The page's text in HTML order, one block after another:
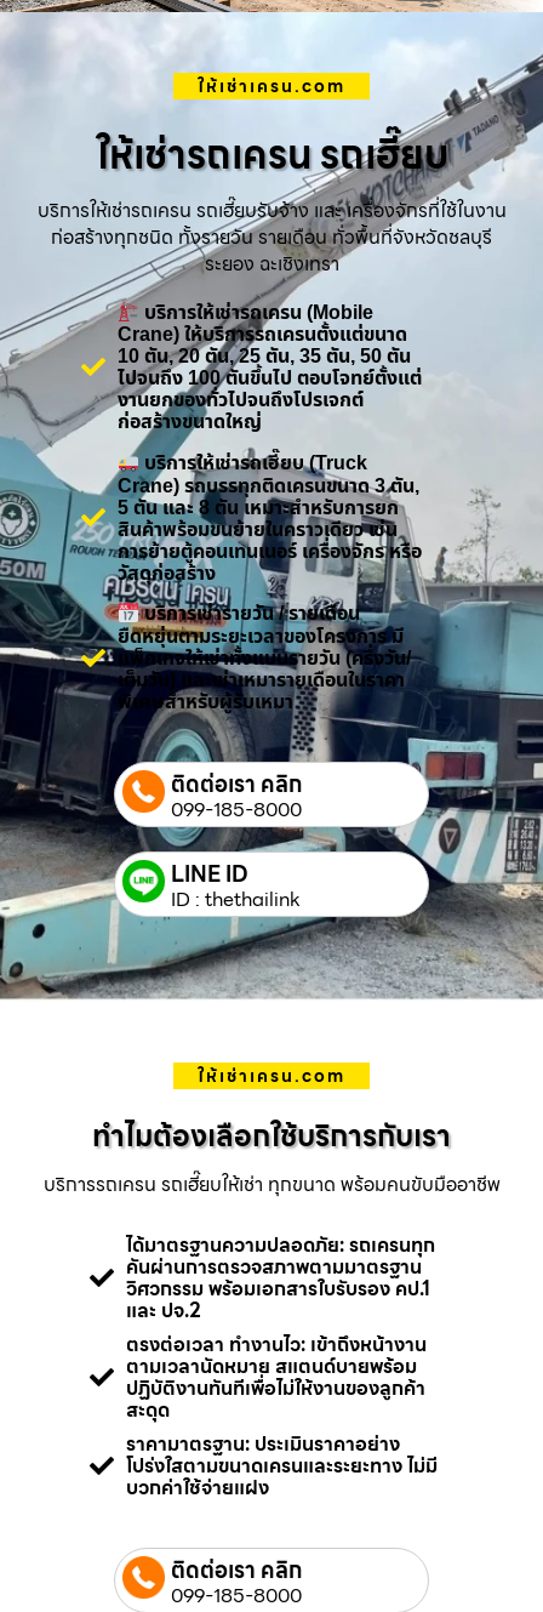
ให้เช่าเครน.com
ให้เช่ารถเครน รถเฮี๊ยบ
บริการให้เช่ารถเครน รถเฮี๊ยบรับจ้าง และ เครื่องจักรที่ใช้ในงาน
ก่อสร้างทุกชนิด ทั้งรายวัน รายเดือน ทั่วพื้นที่จังหวัดชลบุรี
ระยอง ฉะเชิงเทรา
บริการให้เช่ารถเครน (Mobile
Crane) ให้บริการรถเครนตั้งแต่ขนาด
10 ตัน, 20 ตัน, 25 ตัน, 35 ตัน, 50 ตัน
ไปจนถึง 100 ตันขึ้นไป ตอบโจทย์ตั้งแต่
งานยกของทั่วไปจนถึงโปรเจกต์
ก่อสร้างขนาดใหญ่
บริการให้เช่ารถเฮี๊ยบ (Truck
Crane) รถบรรทุกติดเครนขนาด 3 ตัน,
5 ตัน และ 8 ตัน เหมาะสำหรับการยก
สินค้าพร้อมขนย้ายในคราวเดียว เช่น
การย้ายตู้คอนเทนเนอร์ เครื่องจักร หรือ
วัสดุก่อสร้าง
บริการเช่ารายวัน / รายเดือน
ยืดหยุ่นตามระยะเวลาของโครงการ มี
แพ็กเกจให้เช่าทั้งแบบรายวัน (ครึ่งวัน/
เต็มวัน) และเช่าเหมารายเดือนในราคา
พิเศษสำหรับผู้รับเหมา
ติดต่อเรา คลิก
099-185-8000
LINE ID
ID : thethailink
ให้เช่าเครน.com
ทำไมต้องเลือกใช้บริการกับเรา
บริการรถเครน รถเฮี๊ยบให้เช่า ทุกขนาด พร้อมคนขับมืออาชีพ
ได้มาตรฐานความปลอดภัย: รถเครนทุก
คันผ่านการตรวจสภาพตามมาตรฐาน
วิศวกรรม พร้อมเอกสารใบรับรอง คป.1
และ ปจ.2
ตรงต่อเวลา ทำงานไว: เข้าถึงหน้างาน
ตามเวลานัดหมาย สแตนด์บายพร้อม
ปฏิบัติงานทันทีเพื่อไม่ให้งานของลูกค้า
สะดุด
ราคามาตรฐาน: ประเมินราคาอย่าง
โปร่งใสตามขนาดเครนและระยะทาง ไม่มี
บวกค่าใช้จ่ายแฝง
ติดต่อเรา คลิก
099-185-8000